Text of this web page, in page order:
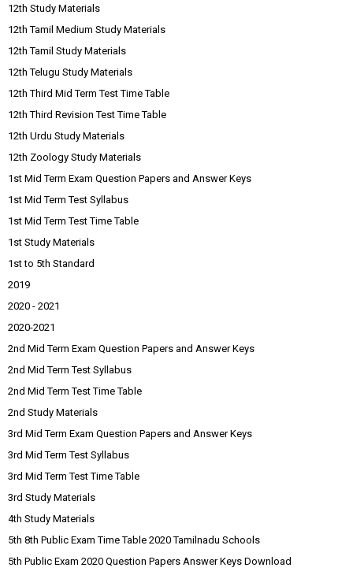
12th Study Materials
12th Tamil Medium Study Materials
12th Tamil Study Materials
12th Telugu Study Materials
12th Third Mid Term Test Time Table
12th Third Revision Test Time Table
12th Urdu Study Materials
12th Zoology Study Materials
1st Mid Term Exam Question Papers and Answer Keys
1st Mid Term Test Syllabus
1st Mid Term Test Time Table
1st Study Materials
1st to 5th Standard
2019
2020 - 2021
2020-2021
2nd Mid Term Exam Question Papers and Answer Keys
2nd Mid Term Test Syllabus
2nd Mid Term Test Time Table
2nd Study Materials
3rd Mid Term Exam Question Papers and Answer Keys
3rd Mid Term Test Syllabus
3rd Mid Term Test Time Table
3rd Study Materials
4th Study Materials
5th 8th Public Exam Time Table 2020 Tamilnadu Schools
5th Public Exam 2020 Question Papers Answer Keys Download